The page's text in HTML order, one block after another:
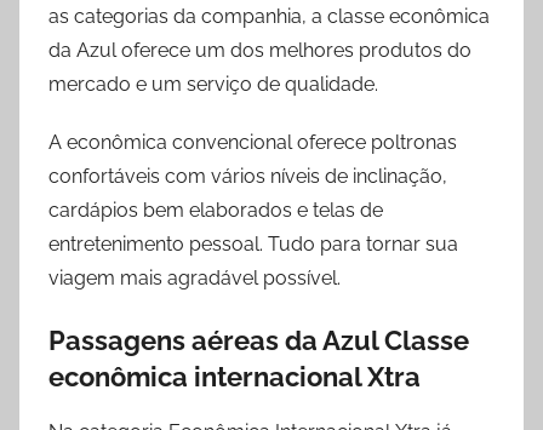
as categorias da companhia, a classe econômica
da Azul oferece um dos melhores produtos do
mercado e um serviço de qualidade.
A econômica convencional oferece poltronas
confortáveis com vários níveis de inclinação,
cardápios bem elaborados e telas de
entretenimento pessoal. Tudo para tornar sua
viagem mais agradável possível.
Passagens aéreas da Azul Classe
econômica internacional Xtra